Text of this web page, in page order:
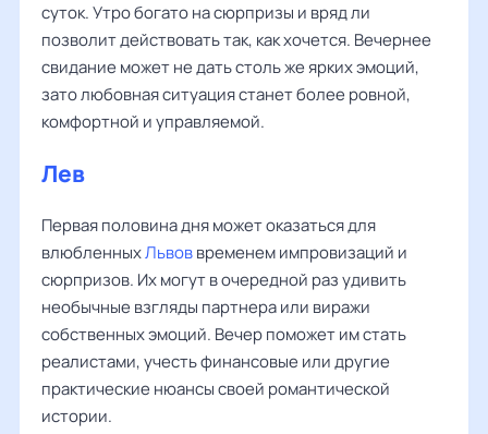
суток. Утро богато на сюрпризы и вряд ли
позволит действовать так, как хочется. Вечернее
свидание может не дать столь же ярких эмоций,
зато любовная ситуация станет более ровной,
комфортной и управляемой.
Лев
Первая половина дня может оказаться для
влюбленныхЛьвоввременем импровизаций и
сюрпризов. Их могут в очередной раз удивить
необычные взгляды партнера или виражи
собственных эмоций. Вечер поможет им стать
реалистами, учесть финансовые или другие
практические нюансы своей романтической
истории.